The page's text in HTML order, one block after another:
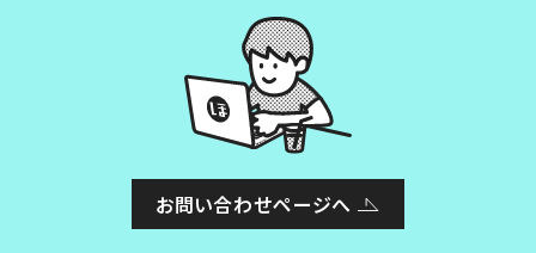
お問い合わせページへ